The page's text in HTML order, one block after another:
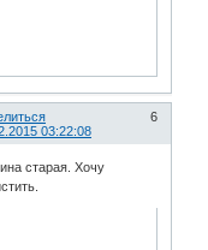
6
03:22:08
старая. Хочу